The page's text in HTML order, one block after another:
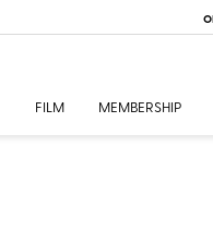
FILM MEMBERSHIP